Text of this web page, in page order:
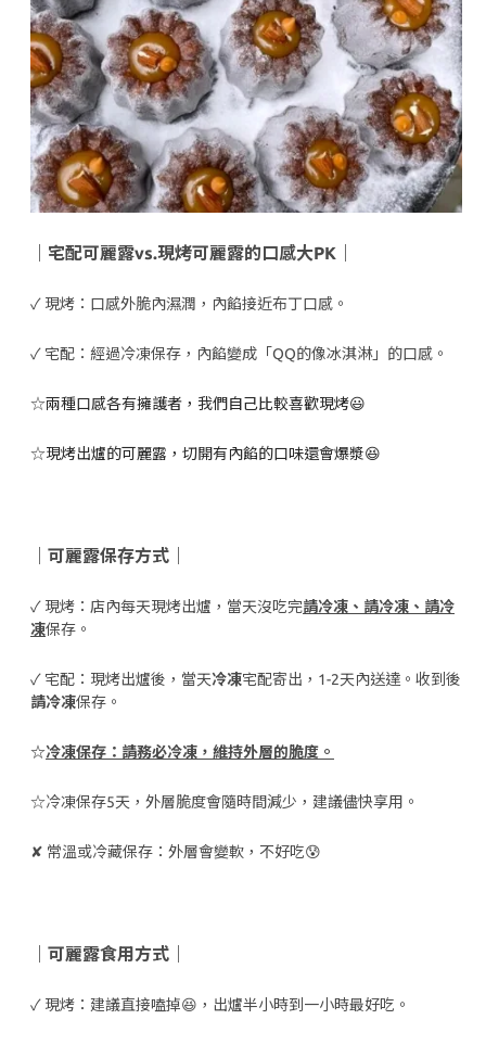
｜宅配可麗露vs.現烤可麗露的口感大PK｜
✓ 現烤：口感外脆內濕潤，內餡接近布丁口感。
✓ 宅配：經過冷凍保存，內餡變成「QQ的像冰淇淋」的口感。
☆兩種口感各有擁護者，我們自己比較喜歡現烤😃
☆現烤出爐的可麗露，切開有內餡的口味還會爆漿😆
｜可麗露保存方式｜
✓ 現烤：店內每天現烤出爐，當天沒吃完請冷凍、請冷凍、請冷
凍保存。
✓ 宅配：現烤出爐後，當天冷凍宅配寄出，1-2天內送達。收到後
請冷凍保存。
☆冷凍保存：請務必冷凍，維持外層的脆度。
☆冷凍保存5天 ，外層脆度會隨時間減少，建議儘快享用。
✘ 常溫或冷藏保存：外層會變軟，不好吃😰
｜可麗露食用方式｜
✓ 現烤：建議直接嗑掉😆，出爐半小時到一小時最好吃。